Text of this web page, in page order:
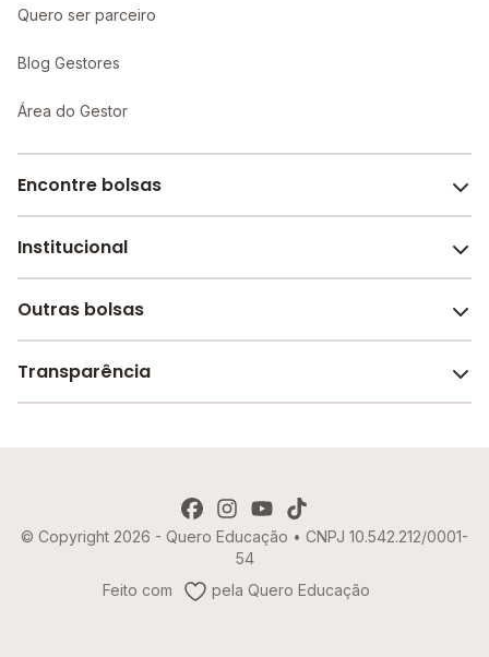
Quero ser parceiro
Blog Gestores
Área do Gestor
Encontre bolsas
Melhores escolas de São Paulo
Escolas por cidade e bairro
Institucional
Sobre o Melhor Escola
Revista Melhor Escola
Outras bolsas
Faculdades e universidades
Transparência
Política de Cookies
© Copyright 2026 - Quero Educação • CNPJ 10.542.212/0001-
54
Feito com
pela Quero Educação